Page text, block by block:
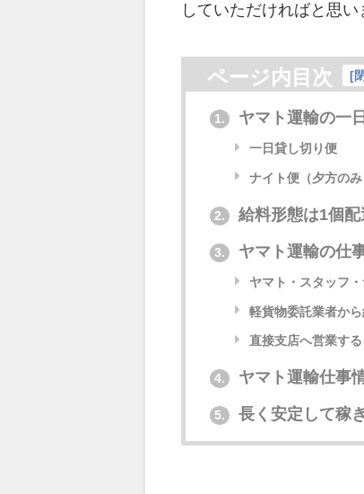
していただければと思い
ページ内目次 [
1. ヤマト運輸の一
一日貸し切り便
ナイト便（夕方のみ
2. 給料形態は1個
3. ヤマト運輸の仕
ヤマト・スタッフ
軽貨物委託業者か
直接支店へ営業する
4. ヤマト運輸仕事
5. 長く安定して稼